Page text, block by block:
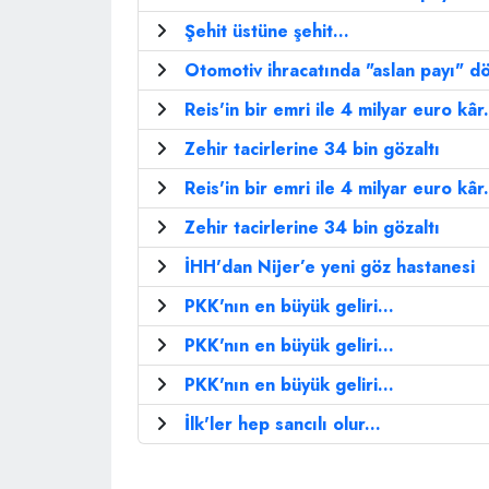
Şehit üstüne şehit...
Otomotiv ihracatında "aslan payı"
Reis'in bir emri ile 4 milyar euro
Zehir tacirlerine 34 bin gözaltı
Reis'in bir emri ile 4 milyar euro
Zehir tacirlerine 34 bin gözaltı
İHH'dan Nijer’e yeni göz hastanesi
PKK'nın en büyük geliri...
PKK'nın en büyük geliri...
PKK'nın en büyük geliri...
İlk'ler hep sancılı olur...